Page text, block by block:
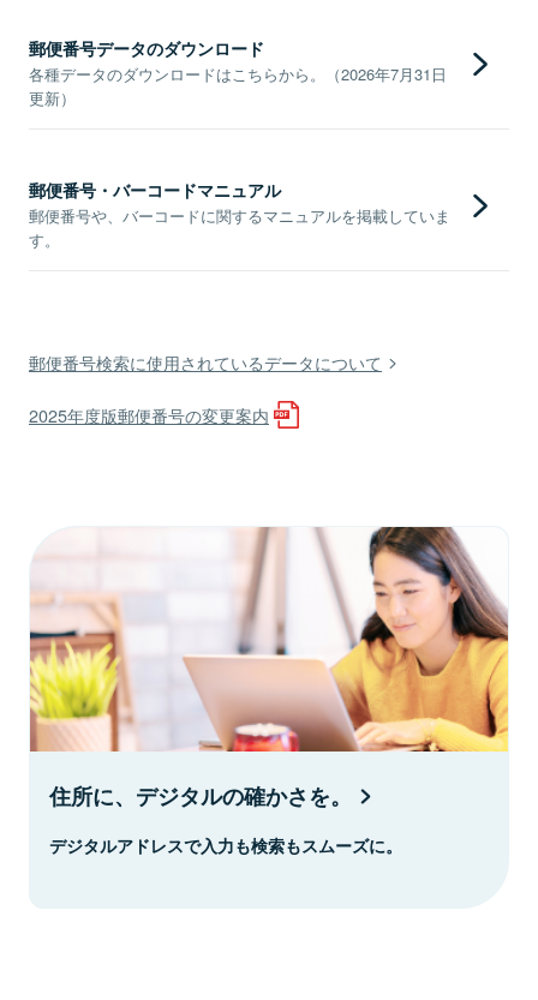
郵便番号データのダウンロード
各種データのダウンロードはこちらから。（2026年7月31日
更新）
郵便番号・バーコードマニュアル
郵便番号や、バーコードに関するマニュアルを掲載していま
す。
郵便番号検索に使用されているデータについて
2025年度版郵便番号の変更案内
住所に、デジタルの確かさを。
デジタルアドレスで入力も検索もスムーズに。